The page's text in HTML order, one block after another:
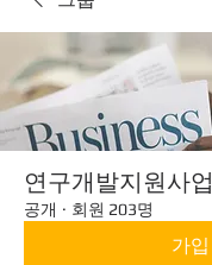
연구개발지원사업
공개 · 회원 203명
가입